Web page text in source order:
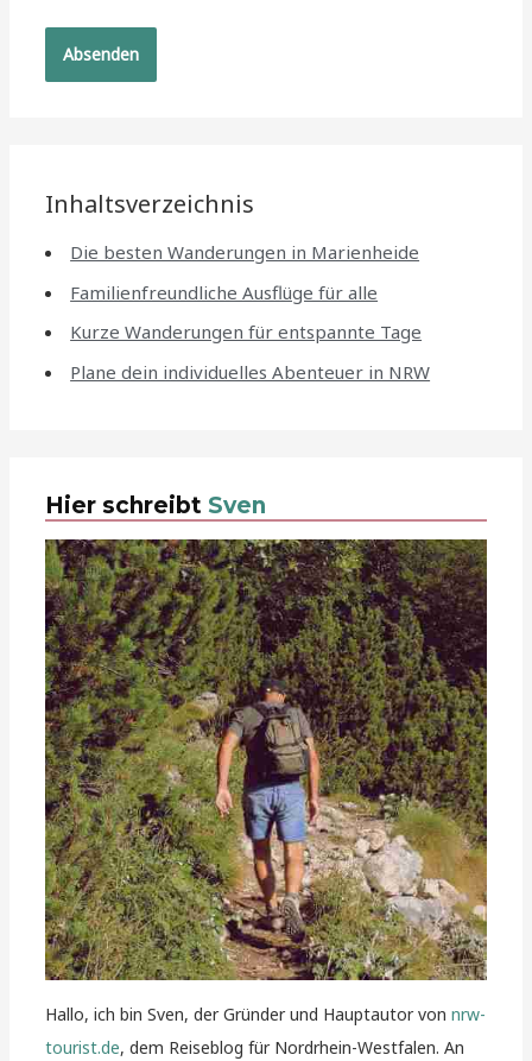
Inhaltsverzeichnis
Die besten Wanderungen in Marienheide
Familienfreundliche Ausflüge für alle
Kurze Wanderungen für entspannte Tage
Plane dein individuelles Abenteuer in NRW
Hier schreibt Sven
Hallo, ich bin Sven, der Gründer und Hauptautor vonnrw-
tourist.de, dem Reiseblog für Nordrhein-Westfalen. An